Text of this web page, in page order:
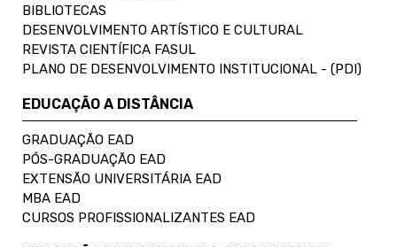
BIBLIOTECAS
DESENVOLVIMENTO ARTÍSTICO E CULTURAL
REVISTA CIENTÍFICA FASUL
PLANO DE DESENVOLVIMENTO INSTITUCIONAL - (PDI)
EDUCAÇÃO A DISTÂNCIA
GRADUAÇÃO EAD
PÓS-GRADUAÇÃO EAD
EXTENSÃO UNIVERSITÁRIA EAD
MBA EAD
CURSOS PROFISSIONALIZANTES EAD